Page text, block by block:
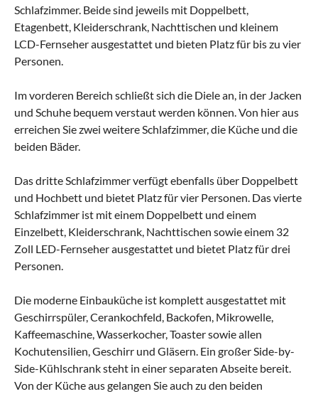
Schlafzimmer. Beide sind jeweils mit Doppelbett,
Etagenbett, Kleiderschrank, Nachttischen und kleinem
LCD-Fernseher ausgestattet und bieten Platz für bis zu vier
Personen.
Im vorderen Bereich schließt sich die Diele an, in der Jacken
und Schuhe bequem verstaut werden können. Von hier aus
erreichen Sie zwei weitere Schlafzimmer, die Küche und die
beiden Bäder.
Das dritte Schlafzimmer verfügt ebenfalls über Doppelbett
und Hochbett und bietet Platz für vier Personen. Das vierte
Schlafzimmer ist mit einem Doppelbett und einem
Einzelbett, Kleiderschrank, Nachttischen sowie einem 32
Zoll LED-Fernseher ausgestattet und bietet Platz für drei
Personen.
Die moderne Einbauküche ist komplett ausgestattet mit
Geschirrspüler, Cerankochfeld, Backofen, Mikrowelle,
Kaffeemaschine, Wasserkocher, Toaster sowie allen
Kochutensilien, Geschirr und Gläsern. Ein großer Side-by-
Side-Kühlschrank steht in einer separaten Abseite bereit.
Von der Küche aus gelangen Sie auch zu den beiden